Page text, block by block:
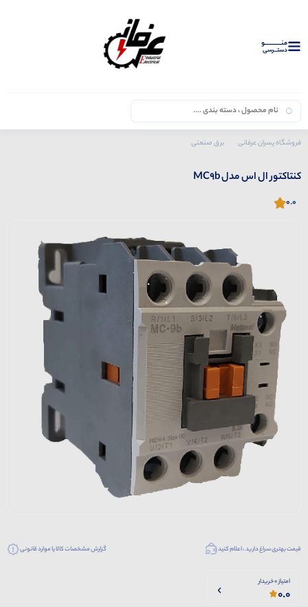
منــــــــــــو
دستــرسی
فروشگاه پسران عرفانی برق صنعتی
کنتاکتور ال اس مدل MC9b
0.0
قیمت بهتری سراغ دارید ، اعلام کنید گزارش مشخصات کالا یا موارد قانونی
امتیاز 0 خریدار
0.0